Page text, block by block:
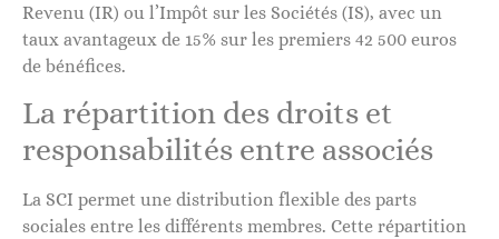
Revenu (IR) ou l’Impôt sur les Sociétés (IS), avec un
taux avantageux de 15% sur les premiers 42 500 euros
de bénéfices.
La répartition des droits et
responsabilités entre associés
La SCI permet une distribution flexible des parts
sociales entre les différents membres. Cette répartition